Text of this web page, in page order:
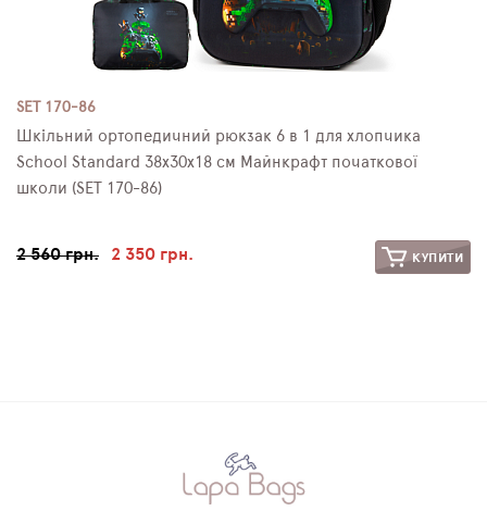
SET 170-86
Шкільний ортопедичний рюкзак 6 в 1 для хлопчика
School Standard 38х30х18 см Майнкрафт початкової
школи (SET 170-86)
2 560 грн. 2 350 грн. КУПИТИ